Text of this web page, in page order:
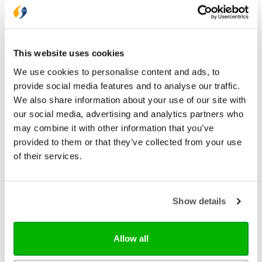
This website uses cookies
We use cookies to personalise content and ads, to
provide social media features and to analyse our traffic.
We also share information about your use of our site with
our social media, advertising and analytics partners who
may combine it with other information that you’ve
provided to them or that they’ve collected from your use
of their services.
Show details
Allow all
Gratis verzending vanaf € 20,-
Bekijk ook eens
Columbus